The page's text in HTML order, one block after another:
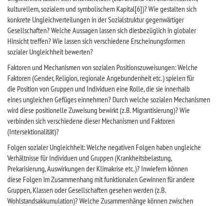
kulturellem, sozialem und symbolischem Kapital[6])? Wie gestalten sich
konkrete Ungleichverteilungen in der Sozialstruktur gegenwärtiger
Gesellschaften? Welche Aussagen lassen sich diesbezüglich in globaler
Hinsicht treffen? Wie lassen sich verschiedene Erscheinungsformen
sozialer Ungleichheit bewerten?
Faktoren und Mechanismen von sozialen Positionszuweisungen: Welche
Faktoren (Gender, Religion, regionale Angebundenheit etc.) spielen für
die Position von Gruppen und Individuen eine Rolle, die sie innerhalb
eines ungleichen Gefüges einnehmen? Durch welche sozialen Mechanismen
wird diese positionelle Zuweisung bewirkt (z.B. Migrantisierung)? Wie
verbinden sich verschiedene dieser Mechanismen und Faktoren
(Intersektionalität)?
Folgen sozialer Ungleichheit: Welche negativen Folgen haben ungleiche
Verhältnisse für Individuen und Gruppen (Krankheitsbelastung,
Prekarisierung, Auswirkungen der Klimakrise etc.)? Inwiefern können
diese Folgen im Zusammenhang mit funktionalen Gewinnen für andere
Gruppen, Klassen oder Gesellschaften gesehen werden (z.B.
Wohlstandsakkumulation)? Welche Zusammenhänge können zwischen